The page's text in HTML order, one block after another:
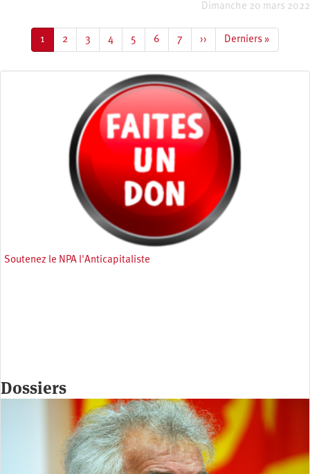
Dimanche 20 mars 2022
Page
courante
1 Page
2 Page
3 Page
4 Page
5 Page
6 Page
7
Page
suivante
››
Dernière
page
Derniers »
Soutenez le NPA l'Anticapitaliste
Dossiers